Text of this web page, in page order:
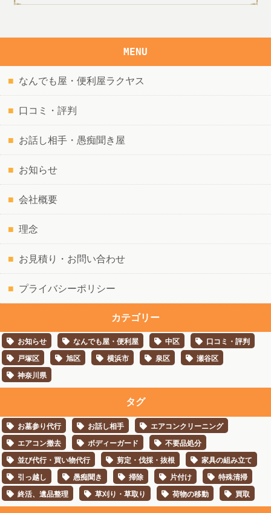
MENU
なんでも屋・便利屋ラクヤス
口コミ・評判
お話し相手・愚痴聞き屋
お知らせ
会社概要
理念
お見積り・お問い合わせ
プライバシーポリシー
カテゴリー
お知らせ なんでも屋・便利屋 中区
口コミ・評判
戸塚区
旭区 横浜市 泉区
瀬谷区
神奈川県
タグ
お墓参り代行 お話し相手
エアコンクリーニング
エアコン撤去
ボディーガード
不要品処分
並び代行・買い物代行
剪定・伐採・抜根
家具の組み立て
引っ越し
愚痴聞き 掃除 片付け
特殊清掃
終活、遺品整理
草刈り・草取り 荷物の移動 買取